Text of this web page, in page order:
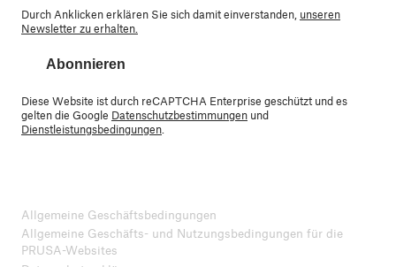
Durch Anklicken erklären Sie sich damit einverstanden, unseren
Newsletter zu erhalten.
Abonnieren
Diese Website ist durch reCAPTCHA Enterprise geschützt und es
gelten die Google Datenschutzbestimmungen und
Dienstleistungsbedingungen
Allgemeine Geschäftsbedingungen
Allgemeine Geschäfts- und Nutzungsbedingungen für die
PRUSA-Websites